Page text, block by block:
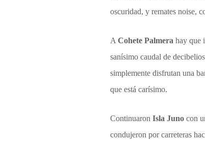
oscuridad, y remates noise,
ACohete Palmerahay que
sanísimo caudal de
simplemente disfrutan una
que está carísimo.
ContinuaronIsla Junocon
condujeron por carreteras